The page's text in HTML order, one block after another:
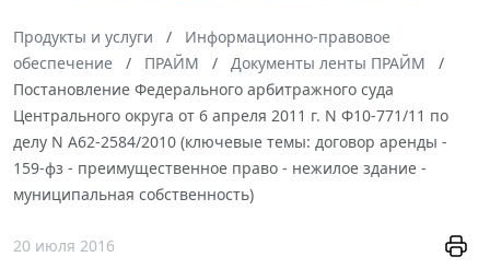
Продукты и услуги
Информационно-правовое
обеспечение
ПРАЙМ
Документы ленты ПРАЙМ
Постановление Федерального арбитражного суда
Центрального округа от 6 апреля 2011 г. N Ф10-771/11 по
делу N А62-2584/2010 (ключевые темы: договор аренды -
159-фз - преимущественное право - нежилое здание -
муниципальная собственность)
20 июля 2016